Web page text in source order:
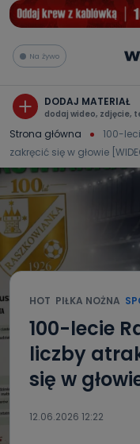
Na żywo
DODAJ MATERIAŁ
dodaj wideo, zdjęcie,
Strona główna
100-
zakręcić się w głowie
HOT PIŁKA NOŻNA
100-lecie
liczby
się w
12.06.2026 12:22